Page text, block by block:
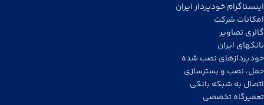
اینستاگرام خودپرداز ایران
امکانات شرکت
گالری تصاویر
بانکهای ایران
خودپردازهای نصب شده
حمل، نصب و بسترسازی
اتصال به شبکه بانکی
تعمیرگاه تخصصی